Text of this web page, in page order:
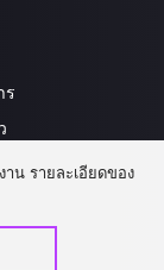
ร
าน รายละเอียดของ